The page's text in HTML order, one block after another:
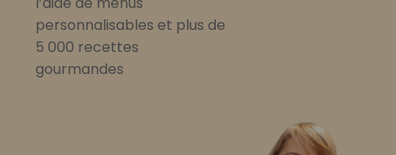
personnalisables et plus de
5 000 recettes
gourmandes